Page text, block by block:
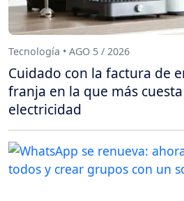
Tecnología • AGO 5 / 2026
Cuidado con la factura de
franja en la que más
electricidad